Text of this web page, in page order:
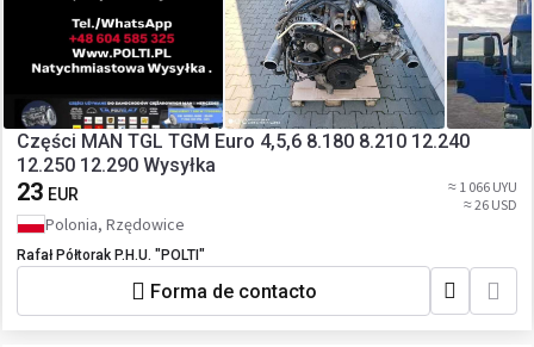
Części MAN TGL TGM Euro 4,5,6 8.180 8.210 12.240
12.250 12.290 Wysyłka
23 EUR
≈ 1 066 UYU
≈ 26 USD
Polonia, Rzędowice
Rafał Półtorak P.H.U. "POLTI"
Forma de contacto